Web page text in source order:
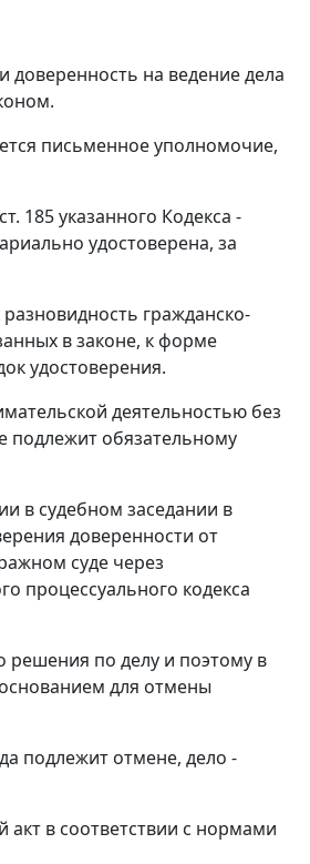
доверенность на ведение дела
письменное уполномочие,
185указанного Кодекса -
удостоверена, за
гражданско-
в законе, к форме
удостоверения.
деятельностью без
подлежит обязательному
в судебном заседании в
доверенности от
суде через
процессуального кодекса
решения по делу и поэтому в
для отмены
подлежит отмене, дело -
в соответствии с нормами